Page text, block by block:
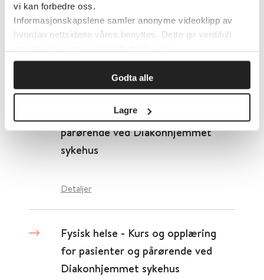
vi kan forbedre oss.
Informasjonskapslene samler anonyme videoklipp av
hvordan nettsidene våres benyttes. Dette gir verdifull
Godta alle
Lagre
Norsk gynekologisk forening
Detaljer
Fysisk og psykisk helse - Kurs og
opplæring for pasienter og
pårørende ved Diakonhjemmet
sykehus
Detaljer
Fysisk helse - Kurs og opplæring
for pasienter og pårørende ved
Diakonhjemmet sykehus